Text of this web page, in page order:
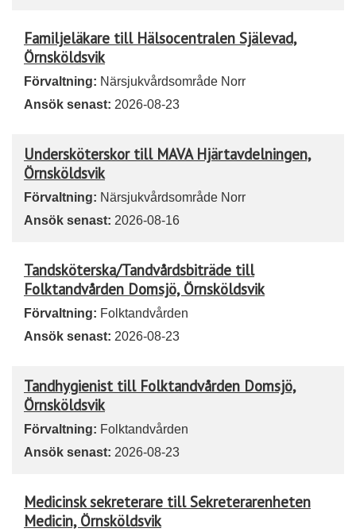
Familjeläkare till Hälsocentralen Själevad,
Örnsköldsvik
Förvaltning: Närsjukvårdsområde Norr
Ansök senast: 2026-08-23
Undersköterskor till MAVA Hjärtavdelningen,
Örnsköldsvik
Förvaltning: Närsjukvårdsområde Norr
Ansök senast: 2026-08-16
Tandsköterska/Tandvårdsbiträde till
Folktandvården Domsjö, Örnsköldsvik
Förvaltning: Folktandvården
Ansök senast: 2026-08-23
Tandhygienist till Folktandvården Domsjö,
Örnsköldsvik
Förvaltning: Folktandvården
Ansök senast: 2026-08-23
Medicinsk sekreterare till Sekreterarenheten
Medicin, Örnsköldsvik